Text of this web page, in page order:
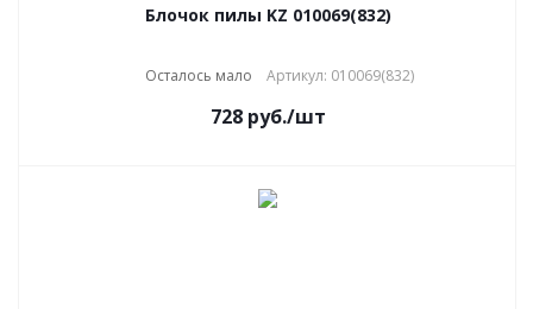
Блочок пилы KZ 010069(832)
Осталось мало Артикул: 010069(832)
728руб./шт